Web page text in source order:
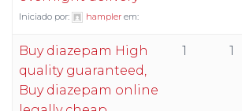
Iniciado por: hampler em:
Buy diazepam High
quality guaranteed,
Buy diazepam online
1 1